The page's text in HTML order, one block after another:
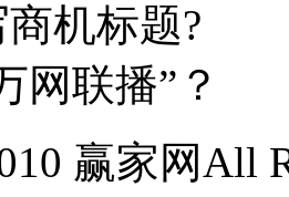
机标题?
网联播”？
赢家网All